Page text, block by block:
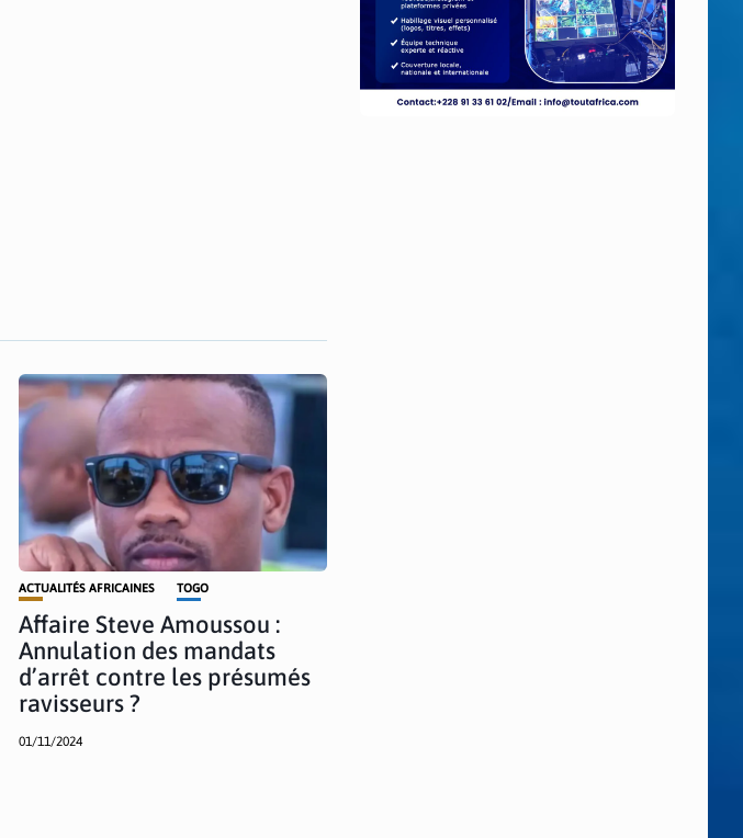
ACTUALITÉS AFRICAINES TOGO
Affaire Steve Amoussou :
Annulation des mandats
d’arrêt contre les présumés
ravisseurs ?
01/11/2024